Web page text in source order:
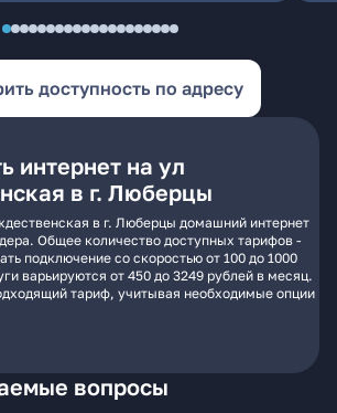
доступность по адресу
интернет на ул
в г. Люберцы
в г. Люберцы домашний интернет
Общее количество доступных тарифов -
подключение со скоростью от 100 до 1000
варьируются от 450 до 3249 рублей в месяц.
тариф, учитывая необходимые опции
вопросы